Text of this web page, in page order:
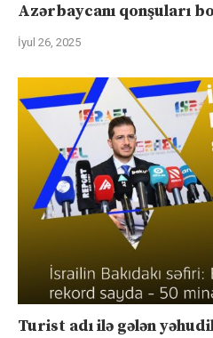
Azərbaycanı qonşuları
İyul 26, 2025
Turist adı ilə gələn